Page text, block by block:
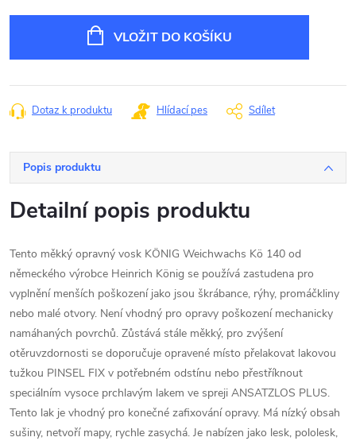
VLOŽIT DO KOŠÍKU
Dotaz k produktu Hlídací pes Sdílet
Popis produktu
Detailní popis produktu
Tento měkký opravný vosk KÖNIG Weichwachs Kö 140 od
německého výrobce Heinrich König se používá zastudena pro
vyplnění menších poškození jako jsou škrábance, rýhy, promáčkliny
nebo malé otvory. Není vhodný pro opravy poškození mechanicky
namáhaných povrchů. Zůstává stále měkký, pro zvýšení
otěruvzdornosti se doporučuje opravené místo přelakovat lakovou
tužkou PINSEL FIX v potřebném odstínu nebo přestříknout
speciálním vysoce prchlavým lakem ve spreji ANSATZLOS PLUS.
Tento lak je vhodný pro konečné zafixování opravy. Má nízký obsah
sušiny, netvoří mapy, rychle zasychá. Je nabízen jako lesk, pololesk,